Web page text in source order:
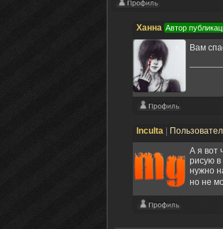
Ханна Автор
Вам
Inculta
А я вот
рисую в
нужно
но не